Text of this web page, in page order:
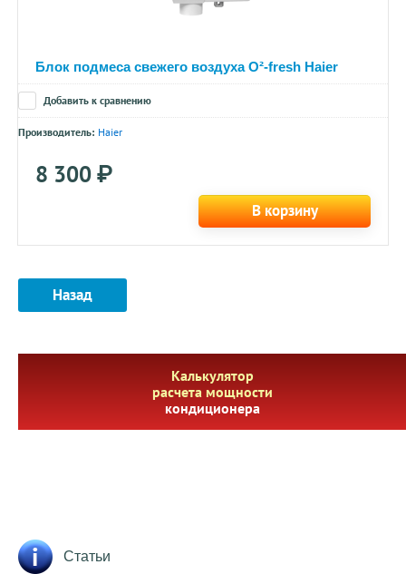
Калькулятор
расчета мощности
кондиционера
Статьи
Блок подмеса свежего воздуха О²-fresh Haier
Добавить к сравнению
Производитель: Haier
8 300 ₽
В корзину
Назад